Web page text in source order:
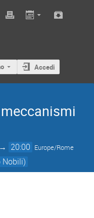
Accedi
→ 20:00 Europe/Rome
Nobili)